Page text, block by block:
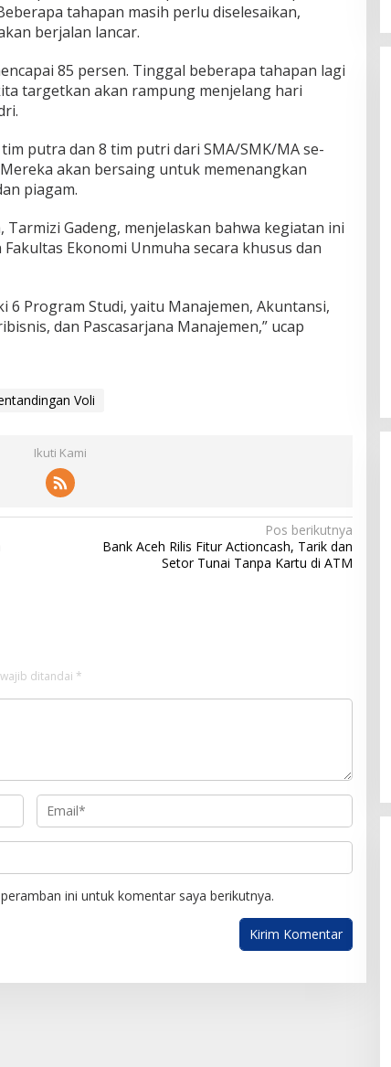
tahapan masih perlu diselesaikan,
berjalan lancar.
85 persen. Tinggal beberapa tahapan lagi
targetkan akan rampung menjelang hari
putra dan 8 tim putri dari SMA/SMK/MA se-
akan bersaing untuk memenangkan
piagam.
Tarmizi Gadeng, menjelaskan bahwa kegiatan ini
Ekonomi Unmuha secara khusus dan
6 Program Studi, yaitu Manajemen, Akuntansi,
dan Pascasarjana Manajemen,” ucap
Voli
Ikuti Kami
Pos berikutnya
Bank Aceh Rilis Fitur Actioncash, Tarik dan
Setor Tunai Tanpa Kartu di ATM
ditandai *
ini untuk komentar saya berikutnya.